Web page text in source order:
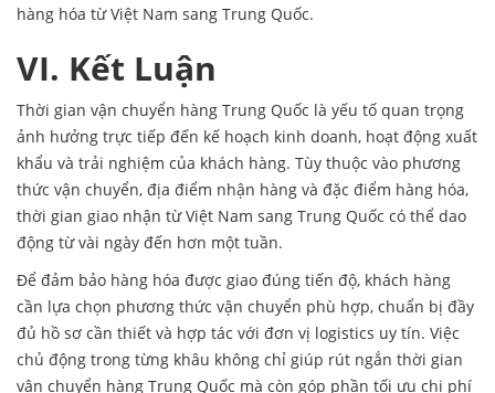
hàng hóa từ Việt Nam sang Trung Quốc.
VI. Kết Luận
Thời gian vận chuyển hàng Trung Quốc là yếu tố quan trọng
ảnh hưởng trực tiếp đến kế hoạch kinh doanh, hoạt động xuất
khẩu và trải nghiệm của khách hàng. Tùy thuộc vào phương
thức vận chuyển, địa điểm nhận hàng và đặc điểm hàng hóa,
thời gian giao nhận từ Việt Nam sang Trung Quốc có thể dao
động từ vài ngày đến hơn một tuần.
Để đảm bảo hàng hóa được giao đúng tiến độ, khách hàng
cần lựa chọn phương thức vận chuyển phù hợp, chuẩn bị đầy
đủ hồ sơ cần thiết và hợp tác với đơn vị logistics uy tín. Việc
chủ động trong từng khâu không chỉ giúp rút ngắn thời gian
vận chuyển hàng Trung Quốc mà còn góp phần tối ưu chi phí